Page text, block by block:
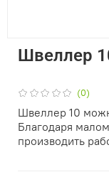
(0)
Швеллер
Швеллер 10
Благодаря
производить